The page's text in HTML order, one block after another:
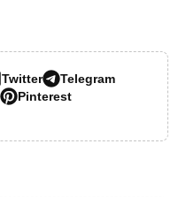
Twitter
Telegram
Pinterest